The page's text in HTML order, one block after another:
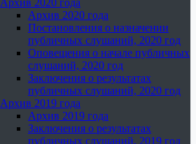
Архив 2020 года
Архив 2020 года
Постановления о назначении
публичных слушаний, 2020 год
Оповещения о начале публичных
слушаний, 2020 год
Заключения о результатах
публичных слушаний, 2020 год
Архив 2019 года
Архив 2019 года
Заключения о результатах
публичных слушаний, 2019 год